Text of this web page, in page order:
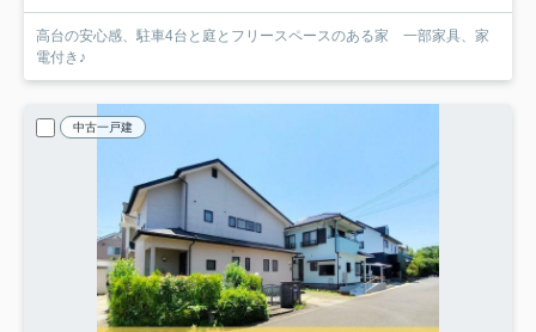
高台の安心感、駐車4台と庭とフリースペースのある家 一部家具、家
電付き♪
中古一戸建